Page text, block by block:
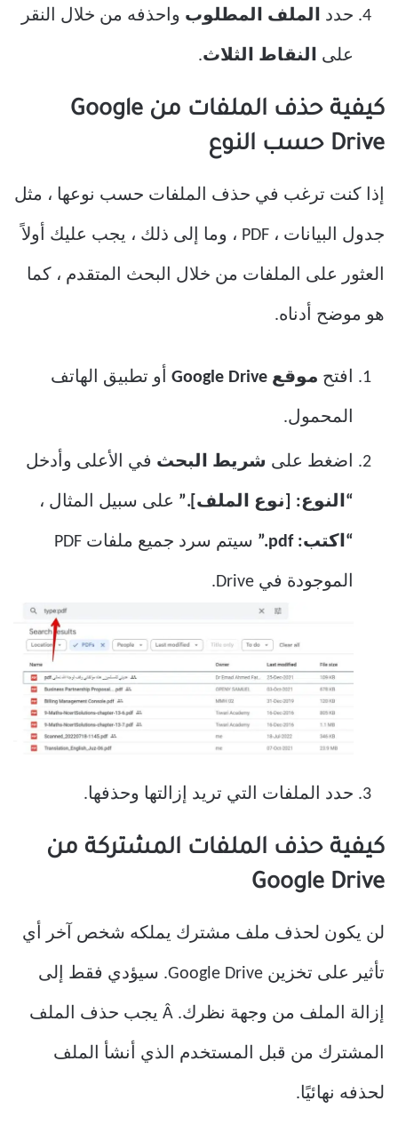
حدد الملف المطلوب واحذفه من خلال النقر
على النقاط الثلاث.
كيفية حذف الملفات من Google
Drive حسب النوع
إذا كنت ترغب في حذف الملفات حسب نوعها ، مثل
جدول البيانات ، PDF ، وما إلى ذلك ، يجب عليك أولاً
العثور على الملفات من خلال البحث المتقدم ، كما
هو موضح أدناه.
افتح موقع Google Drive أو تطبيق الهاتف
المحمول.
اضغط على شريط البحث في الأعلى وأدخل
“النوع: [نوع الملف].” على سبيل المثال ،
“اكتب: pdf.” سيتم سرد جميع ملفات PDF
الموجودة في Drive.
حدد الملفات التي تريد إزالتها وحذفها.
كيفية حذف الملفات المشتركة من
Google Drive
لن يكون لحذف ملف مشترك يملكه شخص آخر أي
تأثير على تخزين Google Drive. سيؤدي فقط إلى
إزالة الملف من وجهة نظرك. Â يجب حذف الملف
المشترك من قبل المستخدم الذي أنشأ الملف
لحذفه نهائيًا.